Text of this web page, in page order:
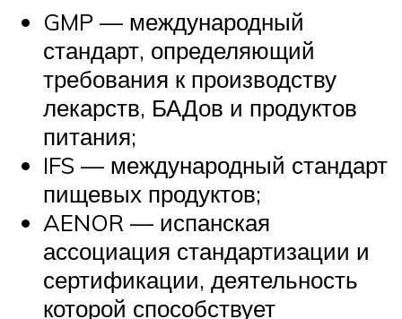
GMP — международный
стандарт, определяющий
требования к производству
лекарств, БАДов и продуктов
питания;
IFS — международный стандарт
пищевых продуктов;
AENOR — испанская
ассоциация стандартизации и
сертификации, деятельность
которой способствует